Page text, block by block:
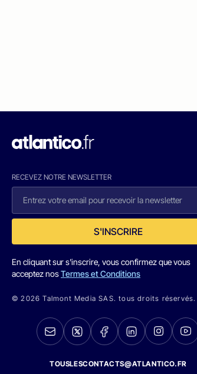
RECEVEZ NOTRE NEWSLETTER
S'INSCRIRE
En cliquant sur s'inscrire, vous confirmez que vous
acceptez nosTermes et Conditions
© 2026 Talmont Media SAS. tous droits réservés.
TOUSLESCONTACTS@ATLANTICO.FR